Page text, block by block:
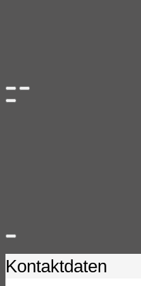
Kontaktdaten